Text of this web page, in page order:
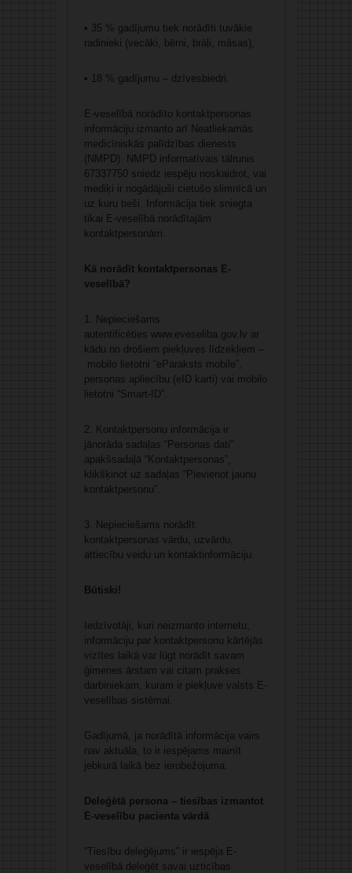
• 35 % gadījumu tiek norādīti tuvākie
radinieki (vecāki, bērni, brāļi, māsas),
• 18 % gadījumu – dzīvesbiedri.
E-veselībā norādīto kontaktpersonas
informāciju izmanto arī Neatliekamās
medicīniskās palīdzības dienests
(NMPD). NMPD informatīvais tālrunis
67337750 sniedz iespēju noskaidrot, vai
mediķi ir nogādājuši cietušo slimnīcā un
uz kuru tieši. Informācija tiek sniegta
tikai E-veselībā norādītajām
kontaktpersonām.
Kā norādīt kontaktpersonas E-
veselībā?
1. Nepieciešams
autentificēties www.eveseliba.gov.lv ar
kādu no drošiem piekļuves līdzekļiem –
mobilo lietotni “eParaksts mobile”,
personas apliecību (eID karti) vai mobilo
lietotni “Smart-ID”.
2. Kontaktpersonu informācija ir
jānorāda sadaļas “Personas dati”
apakšsadaļā “Kontaktpersonas”,
klikšķinot uz sadaļas “Pievienot jaunu
kontaktpersonu”.
3. Nepieciešams norādīt:
kontaktpersonas vārdu, uzvārdu,
attiecību veidu un kontaktinformāciju.
Būtiski!
Iedzīvotāji, kuri neizmanto internetu,
informāciju par kontaktpersonu kārtējās
vizītes laikā var lūgt norādīt savam
ģimenes ārstam vai citam prakses
darbiniekam, kuram ir piekļuve valsts E-
veselības sistēmai.
Gadījumā, ja norādītā informācija vairs
nav aktuāla, to ir iespējams mainīt
jebkurā laikā bez ierobežojuma.
Deleģētā persona – tiesības izmantot
E‑veselību pacienta vārdā
“Tiesību deleģējums” ir iespēja E-
veselībā deleģēt savai uzticības